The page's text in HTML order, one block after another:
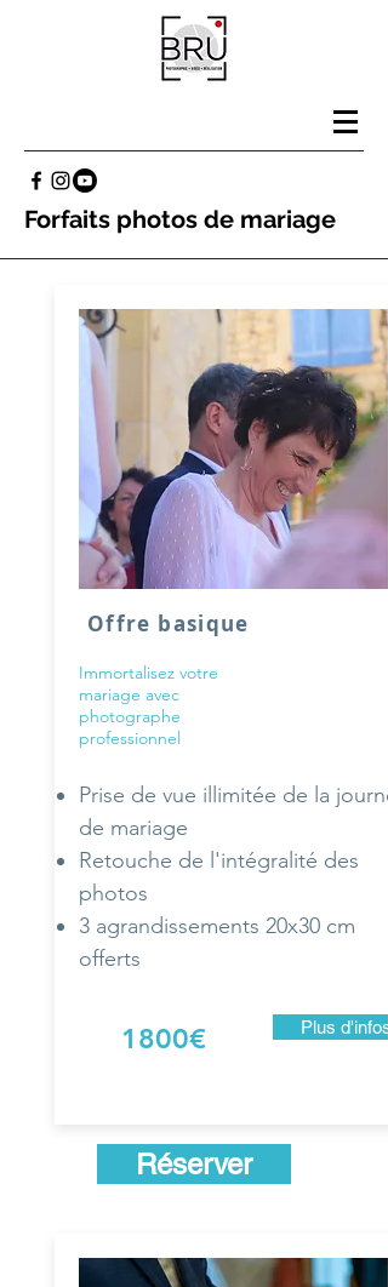
Forfaits photos de mariage
Offre basique
Immortalisez votre
mariage avec
photographe
professionnel
Prise de vue illimitée de la
de mariage
Retouche de l'intégralité des
photos
3 agrandissements 20x30 cm
offerts
1800€ Plus d'infos
Réserver